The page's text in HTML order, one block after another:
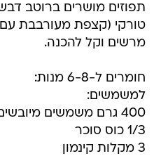
תפוזים מושרים ברוטב
טורקי (קצפת מעורבבת עם
מרשים וקל להכנה.
חומרים ל-6-8 מנות:
למשמשים:
400 גרם משמשים מיובשים
1/3 כוס סוכר
3 מקלות קינמון